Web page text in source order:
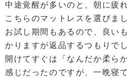
中途覚醒が多いのと、朝に疲
こちらのマットレスを選びまし
お試し期間もあるので、良い
かりますが返品するつもりでし
開けてすぐは「なんだか柔ら
感じだったのですが、一晩寝